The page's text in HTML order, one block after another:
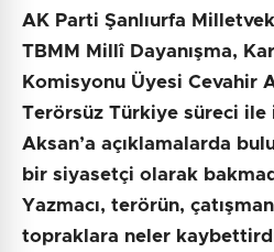
AK Parti Şanlıurfa
TBMM Millî Dayanışma,
Komisyonu Üyesi Cevahir
Terörsüz Türkiye süreci ile
Aksan’a açıklamalarda
bir siyasetçi olarak
Yazmacı, terörün,
topraklara neler